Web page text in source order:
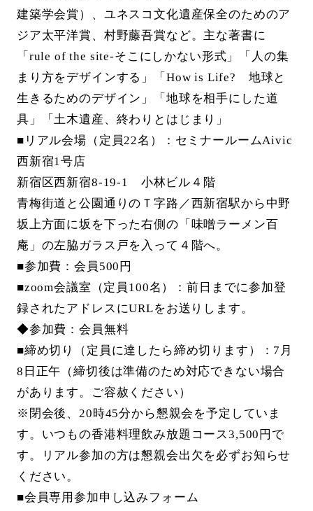
建築学会賞）、ユネスコ文化遺産保全のためのア
ジア太平洋賞、村野藤吾賞など。主な著書に
「rule of the site-そこにしかない形式」「人の集
まり方をデザインする」「How is Life? 地球と
生きるためのデザイン」「地球を相手にした道
具」「土木遺産、終わりとはじまり」
■リアル会場（定員22名）：セミナールームAivic
西新宿1号店
新宿区西新宿8-19-1 小林ビル４階
青梅街道と公園通りのＴ字路／西新宿駅から中野
坂上方面に坂を下った右側の「味噌ラーメン百
庵」の左脇ガラス戸を入って４階へ。
■参加費：会員500円
■zoom会議室（定員100名）：前日までに参加登
録されたアドレスにURLをお送りします。
◆参加費：会員無料
■締め切り（定員に達したら締め切ります）：7月
8日正午（締切後は準備のため対応できない場合
があります。ご容赦ください）
※閉会後、20時45分から懇親会を予定していま
す。いつもの香港料理飲み放題コース3,500円で
す。リアル参加の方は懇親会出欠を必ずお知らせ
ください。
■会員専用参加申し込みフォーム